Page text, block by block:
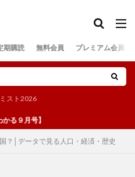
期購読 無料会員 プレミアム会員
スト2026
？│データで見る人口・経済・歴史
索